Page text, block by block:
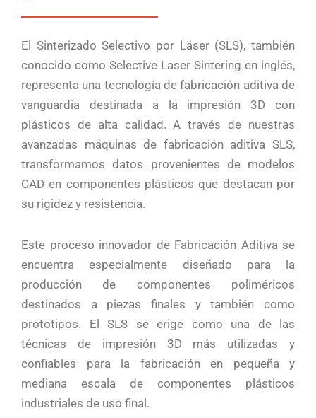
El Sinterizado Selectivo por Láser (SLS), también
conocido como Selective Laser Sintering en inglés,
representa una tecnología de fabricación aditiva de
vanguardia destinada a la impresión 3D con
plásticos de alta calidad.A través de nuestras
avanzadas máquinas de fabricación aditiva SLS,
transformamos datos provenientes de modelos
CAD en componentes plásticos que destacan por
su rigidez y resistencia.
Este proceso innovador de Fabricación Aditiva se
encuentra especialmente diseñado para la
producción de componentes poliméricos
destinados a piezas finales y también como
prototipos. El SLS se erige como una de las
técnicas de impresión 3D más utilizadas y
confiables para la fabricación en pequeña y
mediana escala de componentes plásticos
industriales de uso final.